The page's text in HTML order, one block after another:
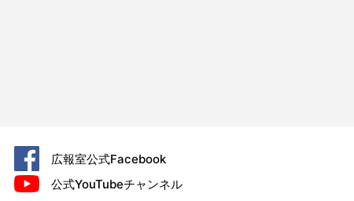
広報室公式Facebook
公式YouTubeチャンネル